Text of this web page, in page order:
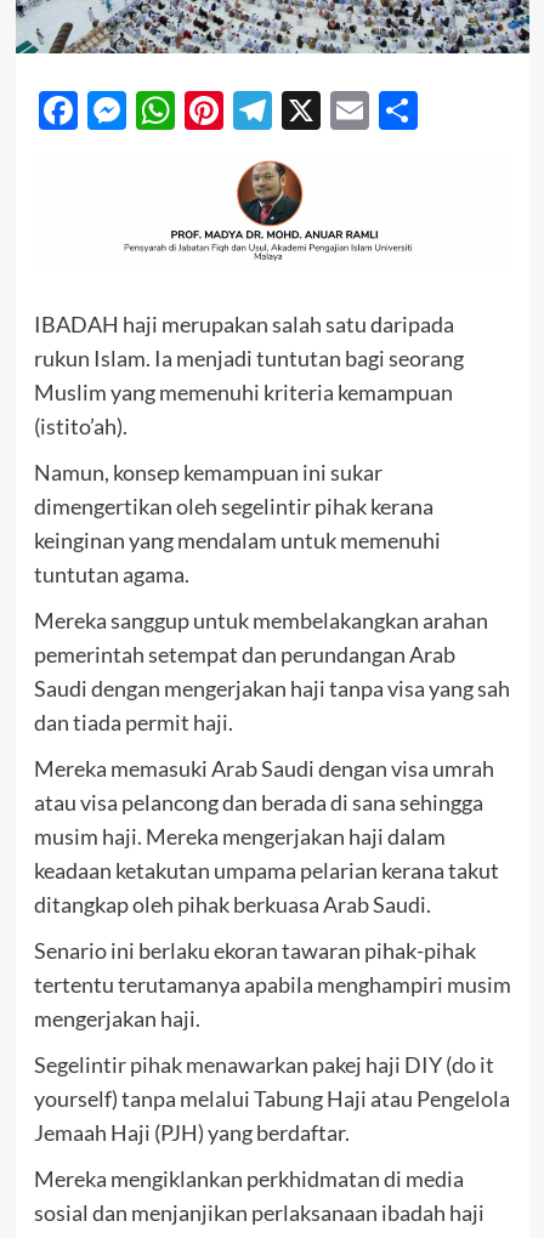
Facebook
Messenger
WhatsApp
Pinterest
Telegram
X EmailShare
IBADAH haji merupakan salah satu daripada
rukun Islam. Ia menjadi tuntutan bagi seorang
Muslim yang memenuhi kriteria kemampuan
(istito’ah).
Namun, konsep kemampuan ini sukar
dimengertikan oleh segelintir pihak kerana
keinginan yang mendalam untuk memenuhi
tuntutan agama.
Mereka sanggup untuk membelakangkan arahan
pemerintah setempat dan perundangan Arab
Saudi dengan mengerjakan haji tanpa visa yang sah
dan tiada permit haji.
Mereka memasuki Arab Saudi dengan visa umrah
atau visa pelancong dan berada di sana sehingga
musim haji. Mereka mengerjakan haji dalam
keadaan ketakutan umpama pelarian kerana takut
ditangkap oleh pihak berkuasa Arab Saudi.
Senario ini berlaku ekoran tawaran pihak-pihak
tertentu terutamanya apabila menghampiri musim
mengerjakan haji.
Segelintir pihak menawarkan pakej haji DIY (do it
yourself) tanpa melalui Tabung Haji atau Pengelola
Jemaah Haji (PJH) yang berdaftar.
Mereka mengiklankan perkhidmatan di media
sosial dan menjanjikan perlaksanaan ibadah haji